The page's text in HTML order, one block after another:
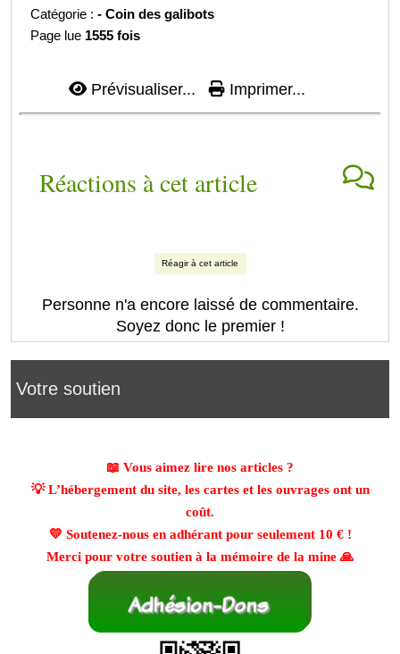
Votre soutien
📖 Vous aimez lire nos articles ?
💡 L’hébergement du site, les cartes et les ouvrages ont un
coût.
💛 Soutenez-nous en adhérant pour seulement 10 €!
Merci pour votre soutien à la mémoire de la mine 🙏
Catégorie :-Coin des galibots
Page lue 1555 fois
Prévisualiser... Imprimer...
Réactions à cet article
Réagir à cet article
Personne n'a encore laissé de commentaire.
Soyez donc le premier !